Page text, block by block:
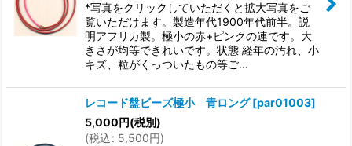
*写真をクリックしていただくと拡大写真をご
覧いただけます。製造年代1900年代前半。説
明アフリカ製。極小の赤+ピンクの連です。大
きさが均等できれいです。状態 経年の汚れ、小
キズ、粒がくっついたもの等ご…
レコード盤ビーズ極小 青ロング [par01003]
5,000円(税別)
(税込: 5,500円)